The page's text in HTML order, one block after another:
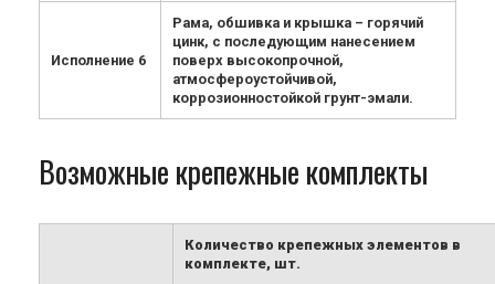
Исполнение 6
Рама, обшивка и крышка – горячий
цинк, с последующим нанесением
поверх высокопрочной,
атмосфероустойчивой,
коррозионностойкой грунт-эмали.
Возможные крепежные комплекты
Количество крепежных элементов в
комплекте, шт.